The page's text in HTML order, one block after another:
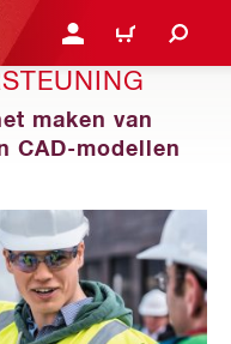
AANMELDEN OF
WINKELWAGEN
maken van
CAD-modellen